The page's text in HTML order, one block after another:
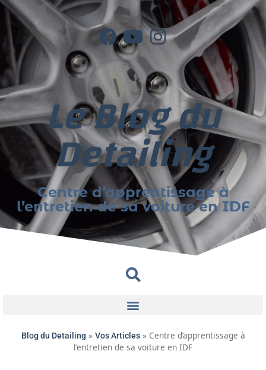
Le Blog du
Detailing
Centre d’apprentissage à
l’entretien de sa voiture en IDF
Blog du Detailing » Vos Articles» Centre d’apprentissage à
l’entretien de sa voiture en IDF